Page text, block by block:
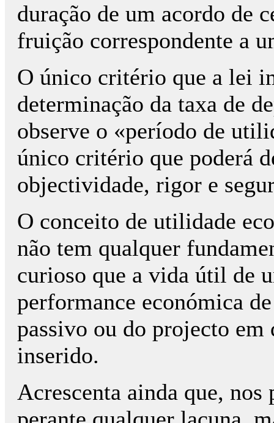
duração de um acordo de
fruição correspondente a
O único critério que a lei
determinação da taxa de
observe o «período de
único critério que poderá
objectividade, rigor e
O conceito de utilidade
não tem qualquer
curioso que a vida útil de
performance económica
passivo ou do projecto em
inserido.
Acrescenta ainda que, nos